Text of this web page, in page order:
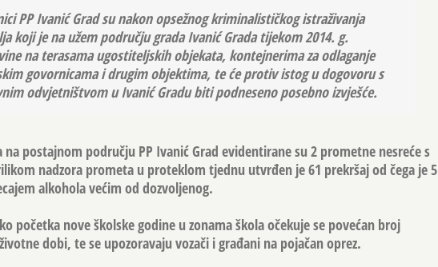
PP Ivanić Grad su nakon opsežnog kriminalističkog istraživanja
koji je na užem području grada Ivanić Grada tijekom 2014. g.
na terasama ugostiteljskih objekata, kontejnerima za odlaganje
govornicama i drugim objektima, te će protiv istog u dogovoru s
odvjetništvom u Ivanić Gradu biti podneseno posebno izvješće.
postajnom području PP Ivanić Grad evidentirane su 2 prometne nesreće s
nadzora prometa u proteklom tjednu utvrđen je 61 prekršaj od čega je 5
alkohola većim od dozvoljenog.
početka nove školske godine u zonama škola očekuje se povećan broj
dobi, te se upozoravaju vozači i građani na pojačan oprez.